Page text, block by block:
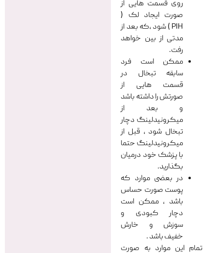
روی قسمت هایی از
صورت ایجاد لک (
PIH ) شود ،که بعد از
مدتی از بین خواهد
رفت.
ممکن است فرد
سابقه تبخال در
قسمت هایی از
صورتش را داشته باشد
و بعد از
میکرونیدلینگ دچار
تبخال شود ، قبل از
میکرونیدلینگ حتما
با پزشک خود درمیان
بگذارید.
در بعضی موارد که
پوست صورت حساس
باشد ، ممکن است
دچار کبودی و
سوزش و خارش
خفیف باشد .
تمام این موارد به صورت